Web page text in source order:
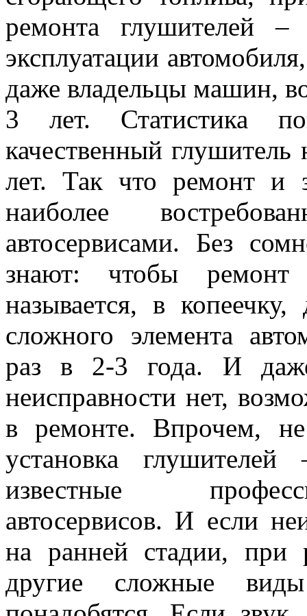
ремонта глушителей
эксплуатации
даже владельцы машин,
3 лет. Статистика
качественный глушитель
лет. Так что ремонт и
наиболее
автосервисами. Без
знают: чтобы
называется, в копеечку,
сложного элемента
раз в 2-3 года. И
неисправности нет,
в ремонте. Впрочем, не
установка
известные
автосервисов. И если
на ранней стадии, при
другие сложные